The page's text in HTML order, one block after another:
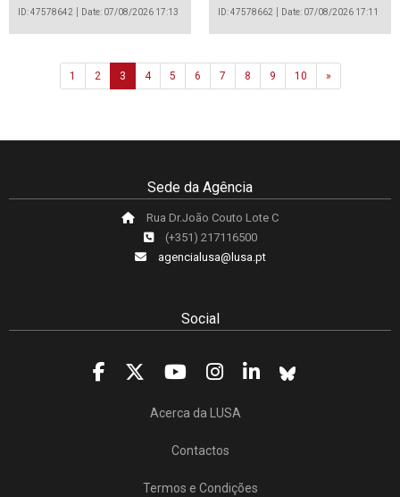
ID: 47578642 Date: 07/08/2026 17:13 ID: 47578662 Date: 07/08/2026 17:11
1 2 3 4 5 6 7 8 9 10 »Next
Sede da Agência
Rua Dr.João Couto Lote C
(+351) 217116500
agencialusa@lusa.pt
Social
Acerca da LUSA
Contactos
Termos e Condições